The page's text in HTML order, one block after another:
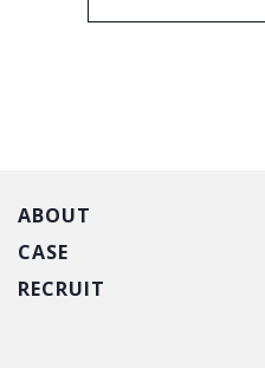
ABOUT
CASE
商品戦略
RECRUIT